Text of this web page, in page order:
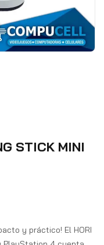
STICK MINI
y práctico! El HORI